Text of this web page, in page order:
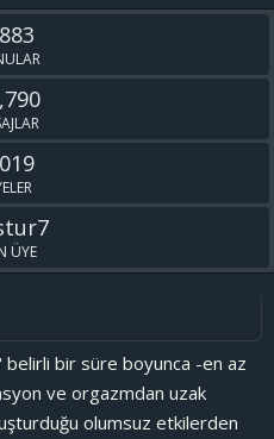
S
ÜYE
bir süre boyunca -en az
ve orgazmdan uzak
olumsuz etkilerden